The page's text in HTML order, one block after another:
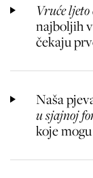
Vruće
najboljih
čekaju
Naša
u sjajnoj
koje